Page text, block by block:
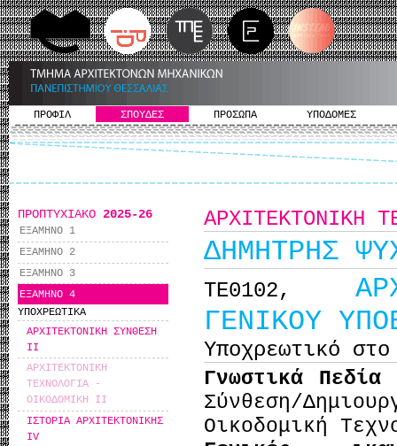
ΠΡΟΦΙΛ ΣΠΟΥΔΕΣ ΠΡΟΣΩΠΑ ΥΠΟΔΟΜΕΣ
ΠΡΟΠΤΥΧΙΑΚΟ 2025-26
ΕΞΑΜΗΝΟ 1
ΕΞΑΜΗΝΟ 2
ΕΞΑΜΗΝΟ 3
ΕΞΑΜΗΝΟ 4
ΥΠΟΧΡΕΩΤΙΚΑ
ΑΡΧΙΤΕΚΤΟΝΙΚΗ ΣΥΝΘΕΣΗ
IΙ
ΑΡΧΙΤΕΚΤΟΝΙΚΗ
ΤΕΧΝΟΛΟΓΙΑ -
ΟΙΚΟΔΟΜΙΚΗ IΙ
ΙΣΤΟΡΙΑ ΑΡΧΙΤΕΚΤΟΝΙΚΗΣ
IV
ΑΡΧΙΤΕΚΤΟΝΙΚΗ
ΔΗΜΗΤΡΗΣ
ΤΕ0102,
ΓΕΝΙΚΟΥ
Υποχρεωτικό
Γνωστικά
Σύνθεση/
Οικοδομική